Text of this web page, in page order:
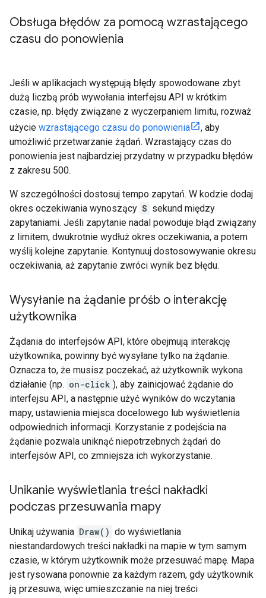
Obsługa błędów za pomocą wzrastającego
czasu do ponowienia
Jeśli w aplikacjach występują błędy spowodowane zbyt
dużą liczbą prób wywołania interfejsu API w krótkim
czasie, np. błędy związane z wyczerpaniem limitu, rozważ
użycie wzrastającego czasu do ponowienia
, aby
umożliwić przetwarzanie żądań. Wzrastający czas do
ponowienia jest najbardziej przydatny w przypadku błędów
z zakresu 500.
W szczególności dostosuj tempo zapytań. W kodzie dodaj
okres oczekiwania wynoszący S sekund między
zapytaniami. Jeśli zapytanie nadal powoduje błąd związany
z limitem, dwukrotnie wydłuż okres oczekiwania, a potem
wyślij kolejne zapytanie. Kontynuuj dostosowywanie okresu
oczekiwania, aż zapytanie zwróci wynik bez błędu.
Wysyłanie na żądanie próśb o interakcję
użytkownika
Żądania do interfejsów API, które obejmują interakcję
użytkownika, powinny być wysyłane tylko na żądanie.
Oznacza to, że musisz poczekać, aż użytkownik wykona
działanie (np. on-click ), aby zainicjować żądanie do
interfejsu API, a następnie użyć wyników do wczytania
mapy, ustawienia miejsca docelowego lub wyświetlenia
odpowiednich informacji. Korzystanie z podejścia na
żądanie pozwala uniknąć niepotrzebnych żądań do
interfejsów API, co zmniejsza ich wykorzystanie.
Unikanie wyświetlania treści nakładki
podczas przesuwania mapy
Unikaj używania Draw() do wyświetlania
niestandardowych treści nakładki na mapie w tym samym
czasie, w którym użytkownik może przesuwać mapę. Mapa
jest rysowana ponownie za każdym razem, gdy użytkownik
ją przesuwa, więc umieszczanie na niej treści